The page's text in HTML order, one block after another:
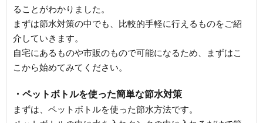
ることがわかりました。
まずは節水対策の中でも、比較的手軽に行えるものをご紹
介していきます。
自宅にあるものや市販のもので可能になるため、まずはこ
こから始めてみてください。
・ペットボトルを使った簡単な節水対策
まずは、ペットボトルを使った節水方法です。